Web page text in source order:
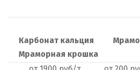
Нижневартовск
Нижний Новгород
Карбонат кальция
Мраморная крошка